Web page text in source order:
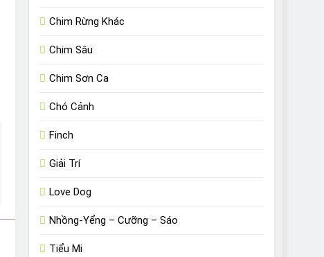
Chim Rừng Khác
Chim Sâu
Chim Sơn Ca
Chó Cảnh
Finch
Giải Trí
Love Dog
Nhồng-Yểng – Cưỡng – Sáo
Tiểu Mi